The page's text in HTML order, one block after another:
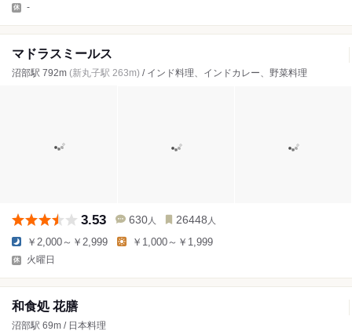
-
マドラスミールス
沼部駅 792m (新丸子駅 263m) / インド料理、インドカレー、野菜料理
3.53 630 人 26448 人
￥2,000～￥2,999 ￥1,000～￥1,999
火曜日
和食処 花膳
沼部駅 69m / 日本料理